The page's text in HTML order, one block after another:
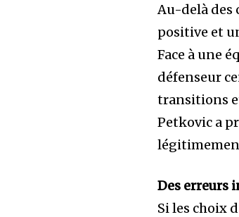
Au-delà des
positive et
Face à une
défenseur
transitions
Petkovic a
Des erreurs
Si les choix